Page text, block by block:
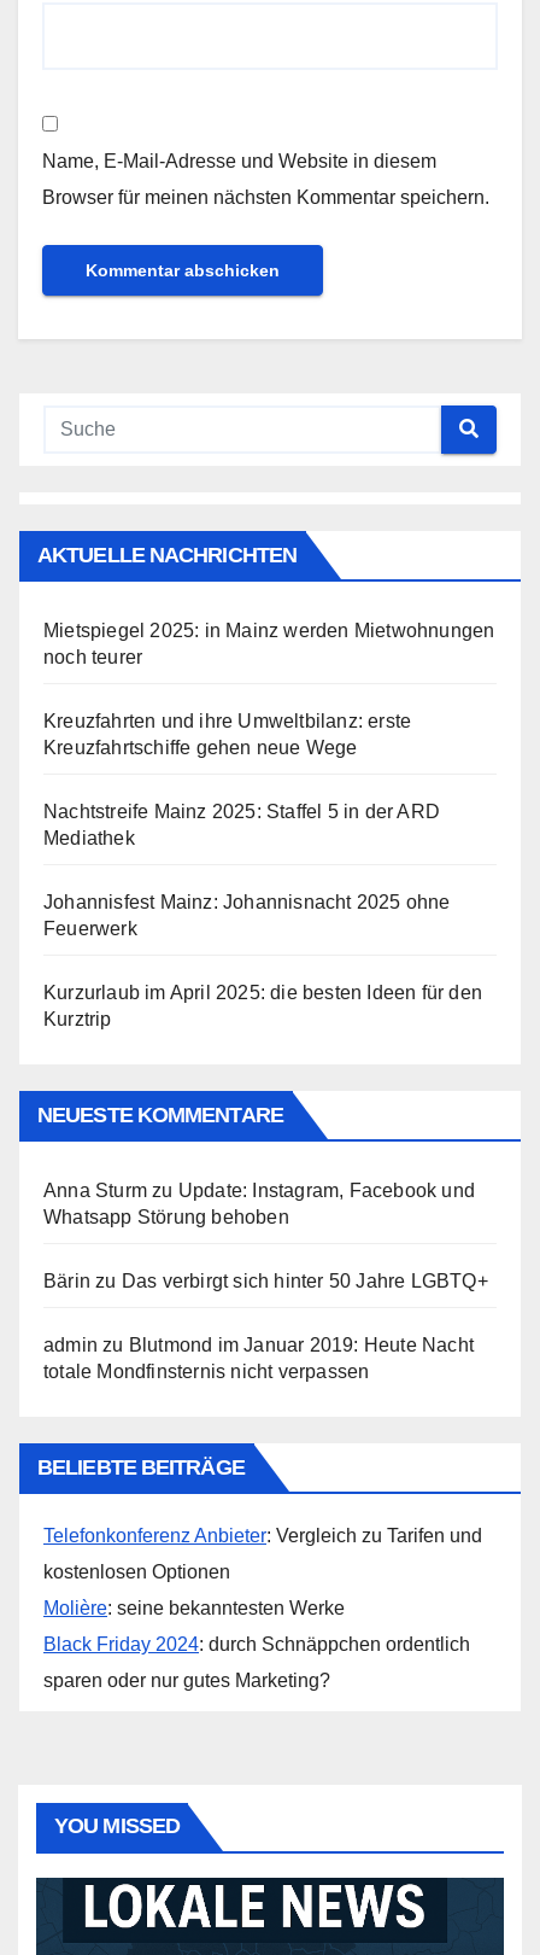
Name, E-Mail-Adresse und Website in diesem
Browser für meinen nächsten Kommentar speichern.
AKTUELLE NACHRICHTEN
Mietspiegel 2025: in Mainz werden Mietwohnungen
noch teurer
Kreuzfahrten und ihre Umweltbilanz: erste
Kreuzfahrtschiffe gehen neue Wege
Nachtstreife Mainz 2025: Staffel 5 in der ARD
Mediathek
Johannisfest Mainz: Johannisnacht 2025 ohne
Feuerwerk
Kurzurlaub im April 2025: die besten Ideen für den
Kurztrip
NEUESTE KOMMENTARE
Anna Sturm zu Update: Instagram, Facebook und
Whatsapp Störung behoben
Bärin zu Das verbirgt sich hinter 50 Jahre LGBTQ+
admin zu Blutmond im Januar 2019: Heute Nacht
totale Mondfinsternis nicht verpassen
BELIEBTE BEITRÄGE
Telefonkonferenz Anbieter: Vergleich zu Tarifen und
kostenlosen Optionen
Molière: seine bekanntesten Werke
Black Friday 2024: durch Schnäppchen ordentlich
sparen oder nur gutes Marketing?
YOU MISSED